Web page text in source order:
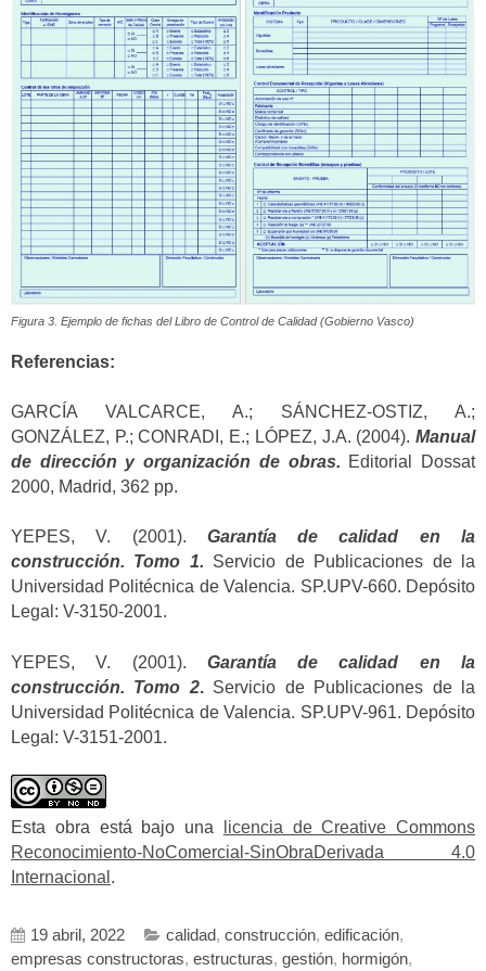
Figura 3. Ejemplo de fichas del Libro de Control de Calidad (Gobierno Vasco)
Referencias:
GARCÍA VALCARCE, A.; SÁNCHEZ-OSTIZ, A.;
GONZÁLEZ, P.; CONRADI, E.; LÓPEZ, J.A. (2004). Manual
de dirección y organización de obras. Editorial Dossat
2000, Madrid, 362 pp.
YEPES, V. (2001). Garantía de calidad en la
construcción. Tomo 1. Servicio de Publicaciones de la
Universidad Politécnica de Valencia. SP.UPV-660. Depósito
Legal: V-3150-2001.
YEPES, V. (2001). Garantía de calidad en la
construcción. Tomo 2. Servicio de Publicaciones de la
Universidad Politécnica de Valencia. SP.UPV-961. Depósito
Legal: V-3151-2001.
Esta obra está bajo una
licencia de Creative Commons
Reconocimiento-NoComercial-SinObraDerivada 4.0
Internacional .
19 abril, 2022 calidad, construcción, edificación,
empresas constructoras, estructuras, gestión, hormigón,